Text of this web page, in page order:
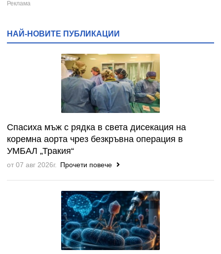
НАЙ-НОВИТЕ ПУБЛИКАЦИИ
Спасиха мъж с рядка в света дисекация на
коремна аорта чрез безкръвна операция в
УМБАЛ „Тракия“
от 07 авг 2026г. Прочети повече